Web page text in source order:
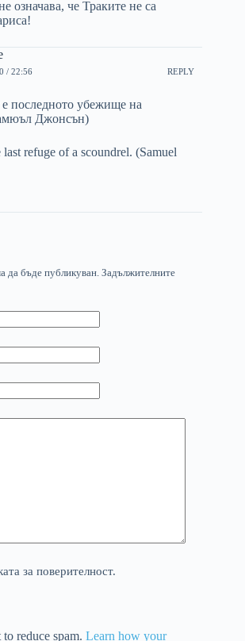
означава, че Траките не са
/ 22:56 REPLY
последното убежище на
Джонсън)
refuge of a scoundrel. (Samuel
да бъде публикуван. Задължителните
за поверителност.
reduce spam. Learn how your